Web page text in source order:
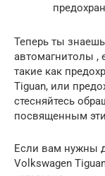
Теперь ты
автомагнитолы ,
такие как
Tiguan, или
стесняйтесь
посвященным
Если вам нужны
Volkswagen